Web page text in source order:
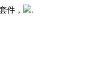
件， .